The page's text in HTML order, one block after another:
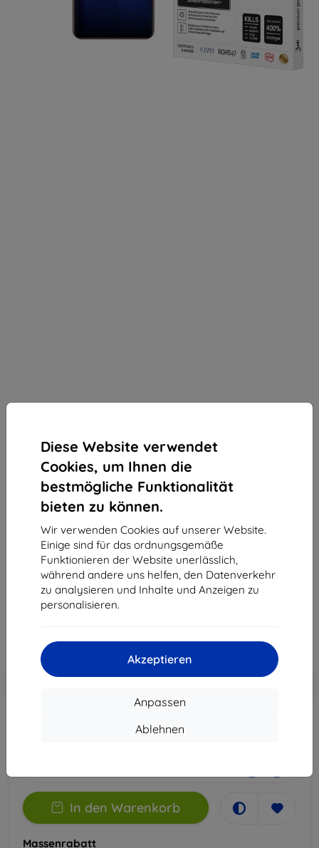
Diese Website verwendet
Cookies, um Ihnen die
bestmögliche Funktionalität
bieten zu können.
Wir verwenden Cookies auf unserer Website.
Einige sind für das ordnungsgemäße
Funktionieren der Website unerlässlich,
während andere uns helfen, den Datenverkehr
zu analysieren und Inhalte und Anzeigen zu
personalisieren.
Akzeptieren
Anpassen
Ablehnen
3mk SilverProtection+ Schutzfolie für Realme GT7
Geeignet für: Realme GT7 Pro
12,90 €
11,61 €
ohne MWSt9,76 €
Rabatt mit Gutschein
In den
In den Warenkorb
Massenrabatt